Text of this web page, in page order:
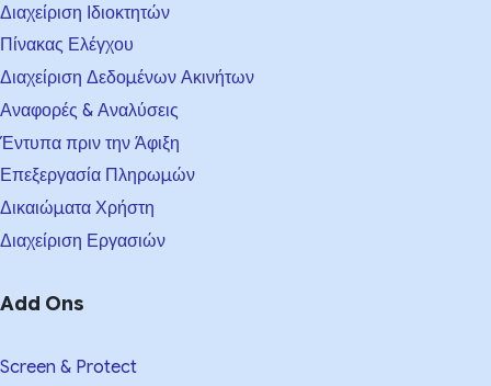
Διαχείριση Ιδιοκτητών
Πίνακας Ελέγχου
Διαχείριση Δεδομένων Ακινήτων
Αναφορές & Αναλύσεις
Έντυπα πριν την Άφιξη
Επεξεργασία Πληρωμών
Δικαιώματα Χρήστη
Διαχείριση Εργασιών
Add Ons
Screen & Protect